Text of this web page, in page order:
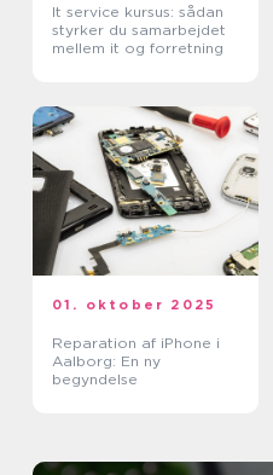
It service kursus: sådan
styrker du samarbejdet
mellem it og forretning
01. oktober 2025
Reparation af iPhone i
Aalborg: En ny
begyndelse